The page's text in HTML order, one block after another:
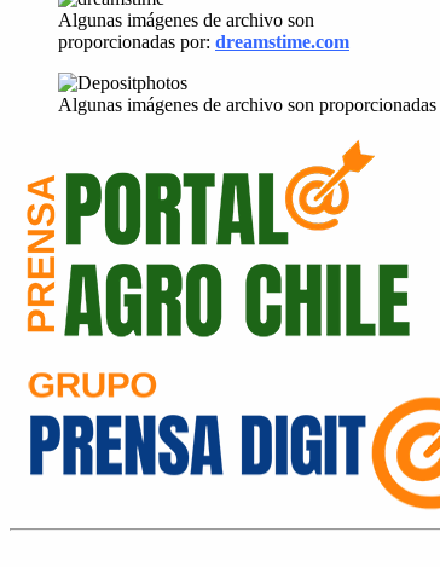
Algunas imágenes de archivo son
proporcionadas por: dreamstime.com
Algunas imágenes de archivo son proporcionadas